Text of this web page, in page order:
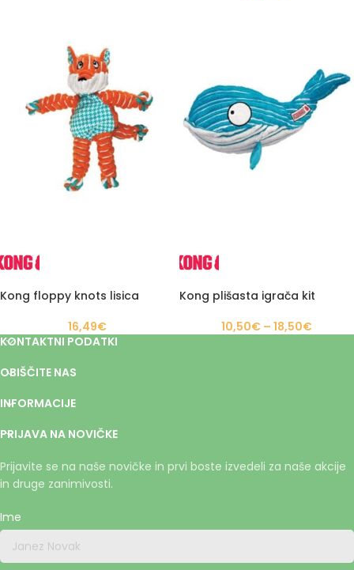
Kong floppy knots lisica
16,49€
Kong plišasta igrača kit
10,50€ – 18,50€
KONTAKTNI PODATKI
OBIŠČITE NAS
INFORMACIJE
PRIJAVA NA NOVIČKE
Prijavite se na naše novičke in prvi boste izvedeli za naše akcije
in druge zanimivosti.
Ime